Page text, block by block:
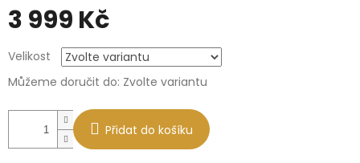
3 999 Kč
cena:
Velikost
Můžeme doručit do: Zvolte variantu
Přidat do košíku